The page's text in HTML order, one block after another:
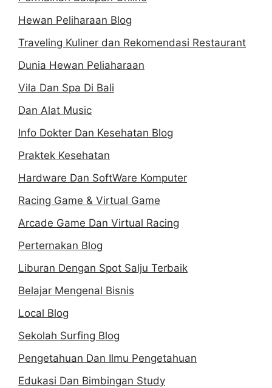
Hewan Peliharaan Blog
Traveling Kuliner dan Rekomendasi Restaurant
Dunia Hewan Peliaharaan
Vila Dan Spa Di Bali
Dan Alat Music
Info Dokter Dan Kesehatan Blog
Praktek Kesehatan
Hardware Dan SoftWare Komputer
Racing Game & Virtual Game
Arcade Game Dan Virtual Racing
Perternakan Blog
Liburan Dengan Spot Salju Terbaik
Belajar Mengenal Bisnis
Local Blog
Sekolah Surfing Blog
Pengetahuan Dan Ilmu Pengetahuan
Edukasi Dan Bimbingan Study